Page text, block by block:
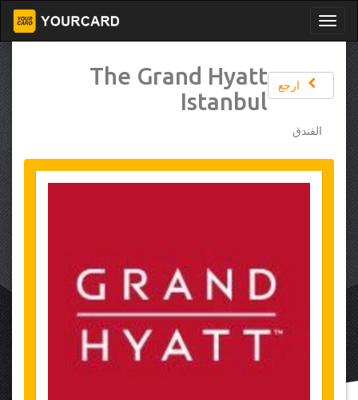
ارجع
The Grand Hyatt
Istanbul
الفندق